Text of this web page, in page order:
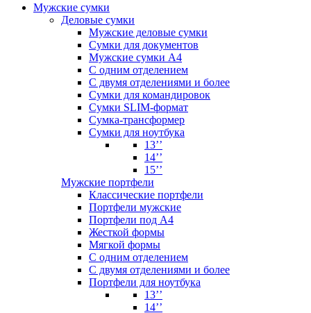
Мужские сумки
Деловые сумки
Мужские деловые сумки
Сумки для документов
Мужские сумки А4
С одним отделением
С двумя отделениями и более
Сумки для командировок
Сумки SLIM-формат
Сумка-трансформер
Сумки для ноутбука
13’’
14’’
15’’
Мужские портфели
Классические портфели
Портфели мужские
Портфели под А4
Жесткой формы
Мягкой формы
С одним отделением
С двумя отделениями и более
Портфели для ноутбука
13’’
14’’